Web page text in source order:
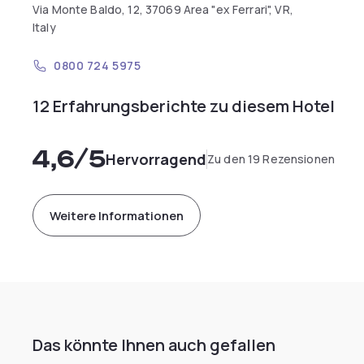
Via Monte Baldo, 12, 37069 Area "ex Ferrari", VR,
Italy
0800 724 5975
12 Erfahrungsberichte zu diesem Hotel
4,6/5HervorragendZu den 19 Rezensionen
Weitere Informationen
Das könnte Ihnen auch gefallen